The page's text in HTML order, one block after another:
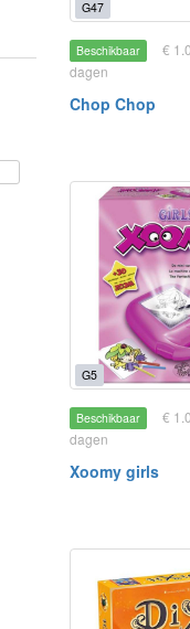
G47
Beschikbaar
€
dagen
Chop Chop
G5
Beschikbaar
€
dagen
Xoomy girls